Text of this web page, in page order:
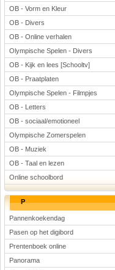
OB - Vorm en Kleur
OB - Divers
OB - Online verhalen
Olympische Spelen - Divers
OB - Kijk en lees [Schooltv]
OB - Praatplaten
Olympische Spelen - Filmpjes
OB - Letters
OB - sociaal/emotioneel
Olympische Zomerspelen
OB - Muziek
OB - Taal en lezen
Online schoolbord
P
Pannenkoekendag
Pasen op het digibord
Prentenboek online
Panorama